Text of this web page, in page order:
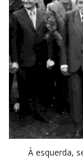
À esquerda,